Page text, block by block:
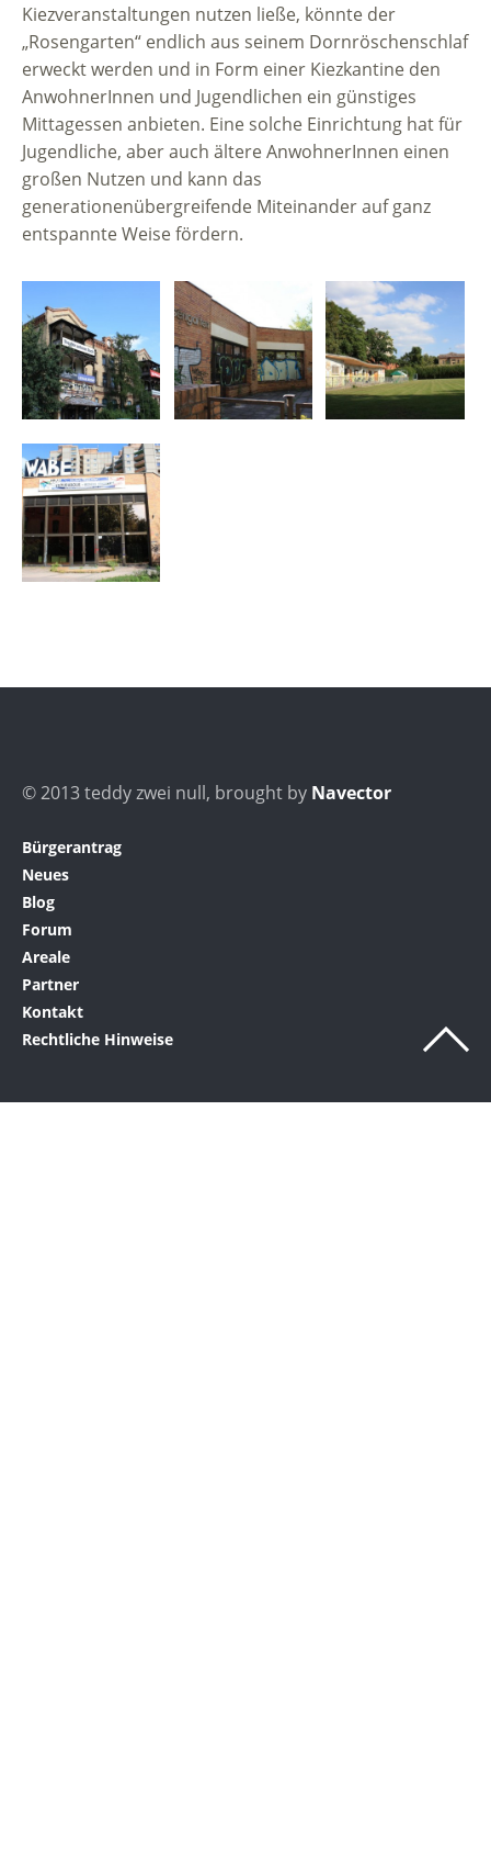
Kiezveranstaltungen nutzen ließe, könnte der
„Rosengarten“ endlich aus seinem Dornröschenschlaf
erweckt werden und in Form einer Kiezkantine den
AnwohnerInnen und Jugendlichen ein günstiges
Mittagessen anbieten. Eine solche Einrichtung hat für
Jugendliche, aber auch ältere AnwohnerInnen einen
großen Nutzen und kann das
generationenübergreifende Miteinander auf ganz
entspannte Weise fördern.
© 2013 teddy zwei null, brought by Navector
Bürgerantrag
Neues
Blog
Forum
Areale
Partner
Kontakt
Rechtliche Hinweise